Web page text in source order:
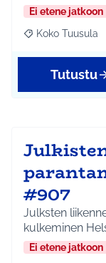
Ei etene jatkoon
Rajaa tulokset
Koko Tuusula
Tutustu
#907
Julksten
Ei etene jatkoon